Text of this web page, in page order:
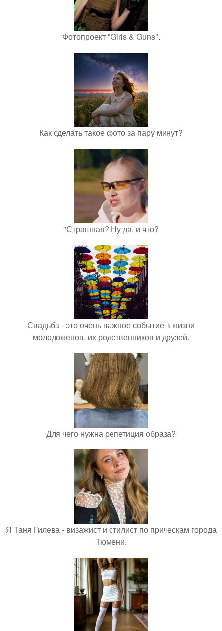
Фотопроект "Girls & Guns".
Как сделать такое фото за пару минут?
"Страшная? Ну да, и что?
Свадьба - это очень важное событие в жизни
молодоженов, их родственников и друзей.
Для чего нужна репетиция образа?
Я Таня Гилева - визажист и стилист по прическам города
Тюмени.